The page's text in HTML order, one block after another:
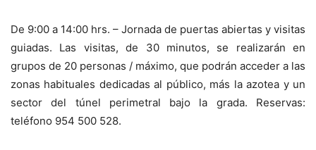
De 9:00 a 14:00 hrs. – Jornada de puertas abiertas y visitas
guiadas. Las visitas, de 30 minutos, se realizarán en
grupos de 20 personas / máximo, que podrán acceder a las
zonas habituales dedicadas al público, más la azotea y un
sector del túnel perimetral bajo la grada. Reservas:
teléfono 954 500 528.